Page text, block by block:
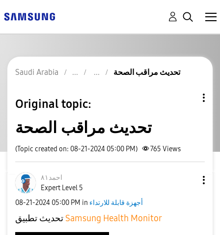
Saudi Arabia تحديث مراقب الصحة
Original topic:
تحديث مراقب الصحة
(Topic created on: 08-21-2024 05:00 PM) 765 Views
احمد٨١
Expert Level 5
‎08-21-2024 05:00 PM in أجهزة قابلة للارتداء
Samsung Health Monitor